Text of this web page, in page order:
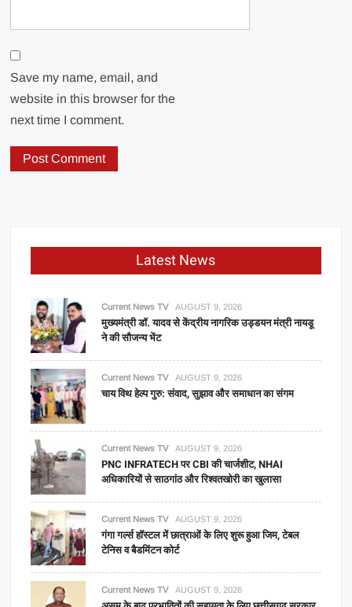
Save my name, email, and
website in this browser for the
next time I comment.
Latest News
Current News TV AUGUST 9, 2026
मुख्यमंत्री डॉ. यादव से केंद्रीय नागरिक उड्डयन मंत्री नायडू
ने की सौजन्य भेंट
Current News TV AUGUST 9, 2026
चाय विथ हेल्प गुरु: संवाद, सुझाव और समाधान का संगम
Current News TV AUGUST 9, 2026
PNC INFRATECH पर CBI की चार्जशीट, NHAI
अधिकारियों से साठगांठ और रिश्वतखोरी का खुलासा
Current News TV AUGUST 9, 2026
गंगा गर्ल्स हॉस्टल में छात्राओं के लिए शुरू हुआ जिम, टेबल
टेनिस व बैडमिंटन कोर्ट
Current News TV AUGUST 9, 2026